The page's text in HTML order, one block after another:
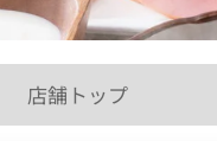
店舗トップ